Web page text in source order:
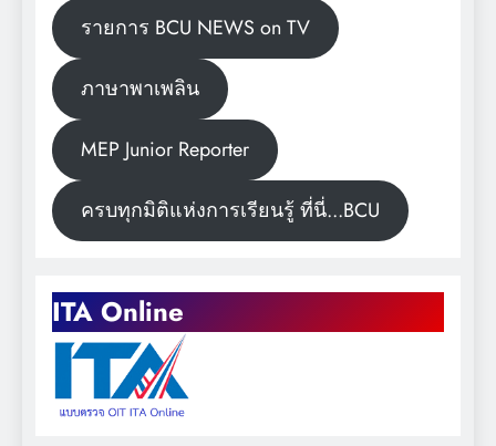
รายการ BCU NEWS on TV
ภาษาพาเพลิน
MEP Junior Reporter
ครบทุกมิติแห่งการเรียนรู้ ที่นี่...BCU
ITA Online